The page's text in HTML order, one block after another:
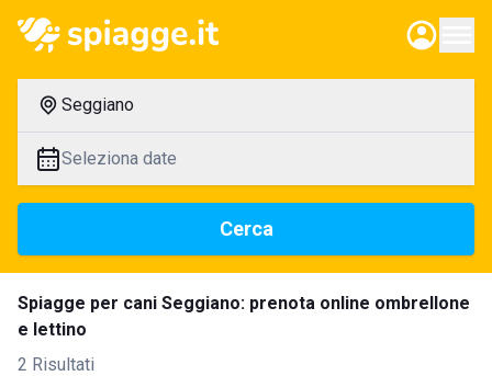
Seggiano
Seleziona date
Cerca
Spiagge per cani Seggiano: prenota online ombrellone
e lettino
2 Risultati